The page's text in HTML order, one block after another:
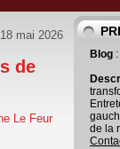
18 mai 2026
de
Blog
de la